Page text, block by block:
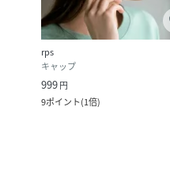
rps
キャップ
999円
9ポイント(1倍)